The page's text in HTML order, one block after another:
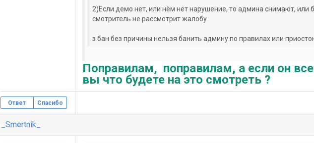
2)Если демо нет, или нём нет нарушение, то админа снимают, или
смотритель не рассмотрит жалобу
з бан без причины нельзя банить админу по правилах или
Поправилам, поправилам, а если он
вы что будете на это смотреть ?
Ответ Спасибо
_Smertnik_